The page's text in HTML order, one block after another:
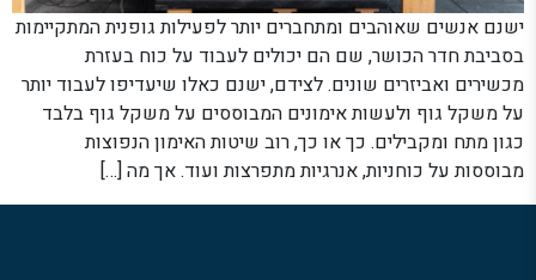
ישנם אנשים שאוהבים ומתחברים יותר לפעילות גופנית המתקיימות
בסביבת חדר הכושר, שם הם יכולים לעבוד על כוח בעזרת
מכשירים ואביזרים שונים. לצידם, ישנם כאלו שיעדיפו לעבוד יותר
על משקל גוף ולעשות אימונים המבוססים על משקל גוף בלבד
כגון מתח ומקבילים. כך או כך, רוב שיטות האימון הנפוצות
מבוססות על כוחניות, אנרגיות מתפרצות ועוד. אך מה […]